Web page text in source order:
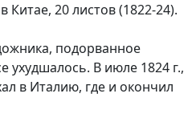
Китае, 20 листов (1822-24).
подорванное
ухудшалось. В июле 1824 г.,
в Италию, где и окончил